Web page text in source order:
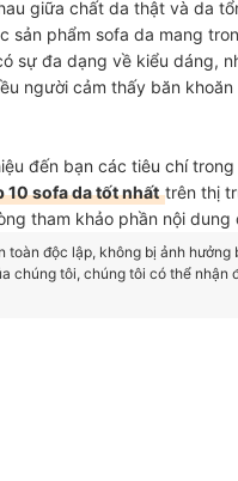
giữa chất da thật và da
sản phẩm sofa da mang
sự đa dạng về kiểu dáng,
người cảm thấy băn
đến bạn các tiêu chí
10 sofa da tốt nhấttrên thị
tham khảo phần nội dung
độc lập, không bị ảnh
chúng tôi, chúng tôi có thể nhận